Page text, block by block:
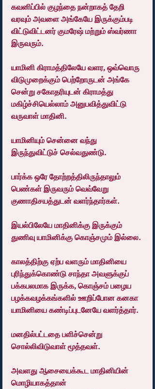
கவனிப்பில் குழந்தை நன்றாகத் தேறி
வரவும் அவளை அங்கேயே இருக்கும்படி
விட்டுவிட்டனர் குமரேஷ் மற்றும் ஸ்வர்ணா
இருவரும்.
யாமினி கிராமத்திலேயே வளர, ஒவ்வொரு
விடுமுறைக்கும் பெற்றோருடன் அங்கே
சென்று சகோதரியுடன் கிராமத்து
மகிழ்ச்சியெல்லாம் அனுபவித்துவிட்டு
வருவாள் மாதினி.
யாமினியும் சென்னை வந்து
இருந்துவிட்டுச் செல்வதுண்டு.
பார்க்க ஒரே தோற்றத்திலிருந்தாலும்
பெண்கள் இருவரும் வெவ்வேறு
குணாதிசயத்துடன் வளர்ந்தார்கள்.
இயல்பிலேயே மாதினிக்கு இருக்கும்
துணிவு யாமினிக்கு கொஞ்சமும் இல்லை.
காலத்திற்கு ஏற்ப வளரும் மாதினியை
புரிந்துக்கொண்டு சாந்தா அவளுக்குப்
பக்கபலமாக இருக்க, கொஞ்சம் பழைய
பழக்கவழக்கங்களில் ஊறிப்போன கனகா
யாமினியை கண்டிப்புடனேயே வளர்த்தார்.
மனதில்பட்டதை பளிச்சென்று
சொல்லிவிடுவாள் மூத்தவள்.
அவளது ஆசையைக்கூட மாதினியின்
மொழியாகத்தான்